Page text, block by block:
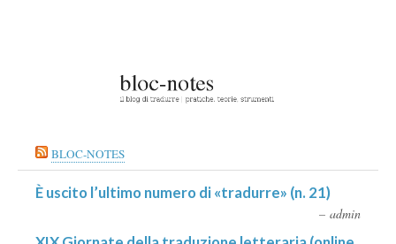
BLOC-NOTES
È uscito l’ultimo numero di «tradurre» (n. 21)
admin